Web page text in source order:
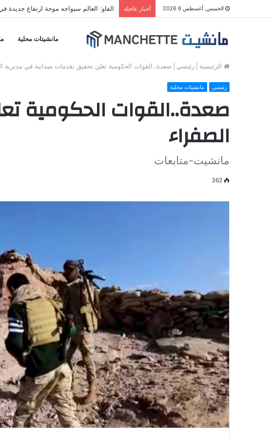
الخميس, أغسطس 6 2026 أخبار عاجلة الفاو: العالم سيواجه موجة ارتفاع جديدة في
مانشيتات محلية
الرئيسية رئيسي صعدة..القوات الحكومية تعلن تحقيق تقدمات ميدانية في مديرية
رئيسي مانشيتات محلية
صعدة..القوات الحكومية
الصفراء
مانشيت-متابعات
362